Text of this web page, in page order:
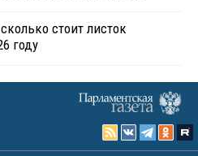
стоит листок
году